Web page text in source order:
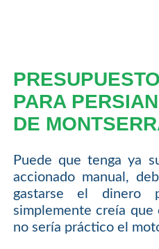
PARA
DE
Puede que tenga ya
accionado manual,
gastarse el dinero
simplemente creía que
no sería práctico el